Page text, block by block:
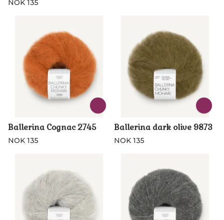
NOK 135
Ballerina Cognac 2745
NOK 135
Ballerina dark olive 9873
NOK 135